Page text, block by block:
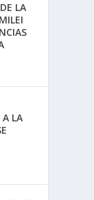
LA
A LA